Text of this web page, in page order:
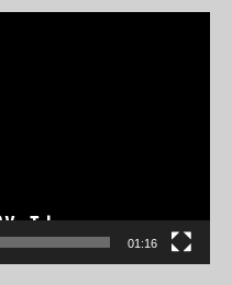
01:16